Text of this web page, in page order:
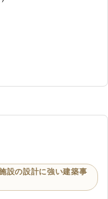
設の設計に強い建築事